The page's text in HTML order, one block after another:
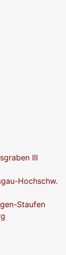
III
Hochschw.
Staufen